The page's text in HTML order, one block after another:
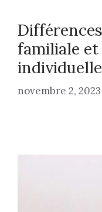
familiale
individuelle
novembre 2, 2023